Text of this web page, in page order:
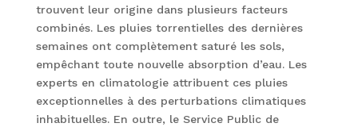
trouvent leur origine dans plusieurs facteurs
combinés. Les pluies torrentielles des dernières
semaines ont complètement saturé les sols,
empêchant toute nouvelle absorption d’eau. Les
experts en climatologie attribuent ces pluies
exceptionnelles à des perturbations climatiques
inhabituelles. En outre, le Service Public de